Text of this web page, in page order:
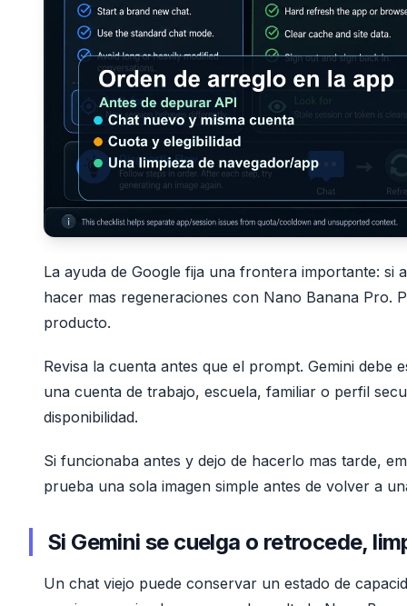
La ayuda de Google fija una frontera importante: si
hacer mas regeneraciones con Nano Banana Pro.
producto.
Revisa la cuenta antes que el prompt. Gemini
una cuenta de trabajo, escuela, familiar o perfil
disponibilidad.
Si funcionaba antes y dejo de hacerlo mas tarde,
prueba una sola imagen simple antes de volver a
Si Gemini se cuelga o retrocede,
Un chat viejo puede conservar un estado de